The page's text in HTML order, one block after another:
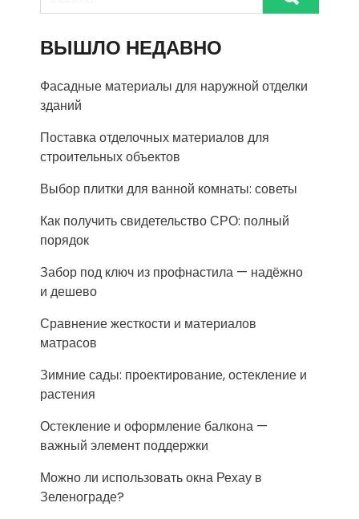
ВЫШЛО НЕДАВНО
Фасадные материалы для наружной отделки
зданий
Поставка отделочных материалов для
строительных объектов
Выбор плитки для ванной комнаты: советы
Как получить свидетельство СРО: полный
порядок
Забор под ключ из профнастила — надёжно
и дешево
Сравнение жесткости и материалов
матрасов
Зимние сады: проектирование, остекление и
растения
Остекление и оформление балкона —
важный элемент поддержки
Можно ли использовать окна Рехау в
Зеленограде?